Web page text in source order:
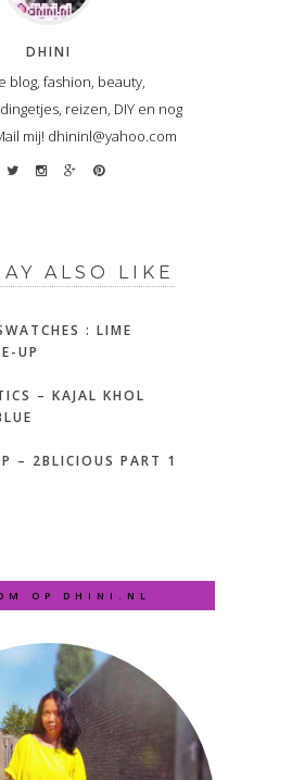
DHINI
blog, fashion, beauty,
reizen, DIY en nog
mij! dhininl@yahoo.com
ALSO LIKE
: LIME
UP
– KAJAL KHOL
– 2BLICIOUS PART 1
OP DHINI.NL